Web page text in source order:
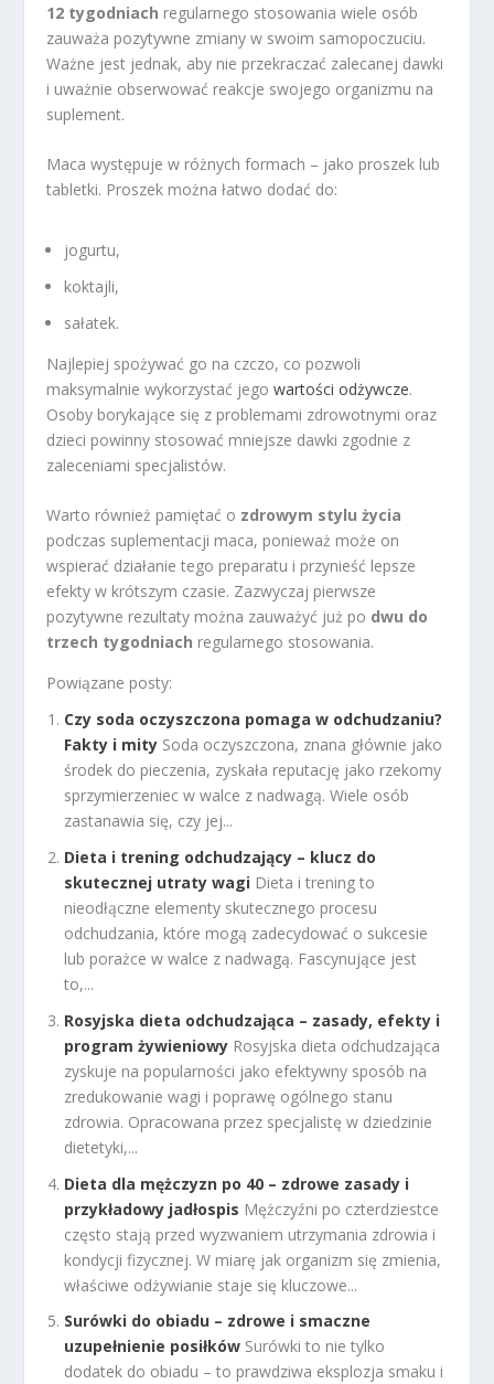
12 tygodniach regularnego stosowania wiele osób
zauważa pozytywne zmiany w swoim samopoczuciu.
Ważne jest jednak, aby nie przekraczać zalecanej dawki
i uważnie obserwować reakcje swojego organizmu na
suplement.
Maca występuje w różnych formach – jako proszek lub
tabletki. Proszek można łatwo dodać do:
jogurtu,
koktajli,
sałatek.
Najlepiej spożywać go na czczo, co pozwoli
maksymalnie wykorzystać jegowartości odżywcze.
Osoby borykające się z problemami zdrowotnymi oraz
dzieci powinny stosować mniejsze dawki zgodnie z
zaleceniami specjalistów.
Warto również pamiętać o zdrowym stylu życia
podczas suplementacji maca, ponieważ może on
wspierać działanie tego preparatu i przynieść lepsze
efekty w krótszym czasie. Zazwyczaj pierwsze
pozytywne rezultaty można zauważyć już po dwu do
trzech tygodniach regularnego stosowania.
Powiązane posty:
Czy soda oczyszczona pomaga w odchudzaniu?
Fakty i mity Soda oczyszczona, znana głównie jako
środek do pieczenia, zyskała reputację jako rzekomy
sprzymierzeniec w walce z nadwagą. Wiele osób
zastanawia się, czy jej...
Dieta i trening odchudzający – klucz do
skutecznej utraty wagi Dieta i trening to
nieodłączne elementy skutecznego procesu
odchudzania, które mogą zadecydować o sukcesie
lub porażce w walce z nadwagą. Fascynujące jest
to,...
Rosyjska dieta odchudzająca – zasady, efekty i
program żywieniowy Rosyjska dieta odchudzająca
zyskuje na popularności jako efektywny sposób na
zredukowanie wagi i poprawę ogólnego stanu
zdrowia. Opracowana przez specjalistę w dziedzinie
dietetyki,...
Dieta dla mężczyzn po 40 – zdrowe zasady i
przykładowy jadłospis Mężczyźni po czterdziestce
często stają przed wyzwaniem utrzymania zdrowia i
kondycji fizycznej. W miarę jak organizm się zmienia,
właściwe odżywianie staje się kluczowe...
Surówki do obiadu – zdrowe i smaczne
uzupełnienie posiłków Surówki to nie tylko
dodatek do obiadu – to prawdziwa eksplozja smaku i